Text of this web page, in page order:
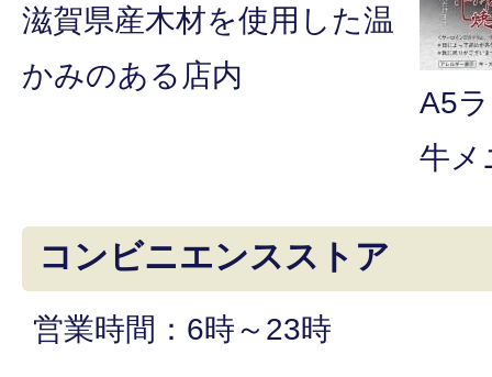
滋賀県産木材を使用した温
かみのある店内
A5
牛メ
コンビニエンスストア
営業時間：6時～23時